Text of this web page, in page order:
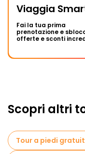
Viaggia
Fai la tua prima
prenotazione e
offerte e sconti
Scopri altri
Tour a piedi